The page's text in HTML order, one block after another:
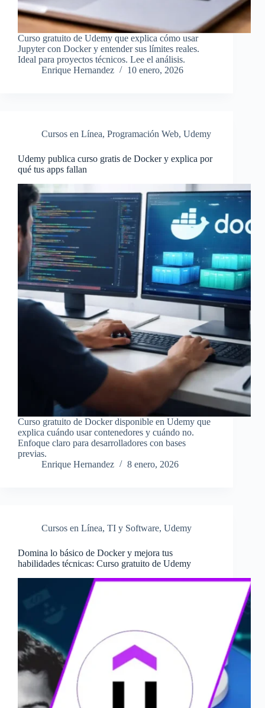
Curso gratuito de Udemy que explica cómo usar
Jupyter con Docker y entender sus límites reales.
Ideal para proyectos técnicos. Lee el análisis.
Enrique Hernandez
10 enero, 2026
Cursos en Línea, Programación Web, Udemy
Udemy publica curso gratis de Docker y explica por
qué tus apps fallan
Curso gratuito de Docker disponible en Udemy que
explica cuándo usar contenedores y cuándo no.
Enfoque claro para desarrolladores con bases
previas.
Enrique Hernandez
8 enero, 2026
Cursos en Línea, TI y Software, Udemy
Domina lo básico de Docker y mejora tus
habilidades técnicas: Curso gratuito de Udemy